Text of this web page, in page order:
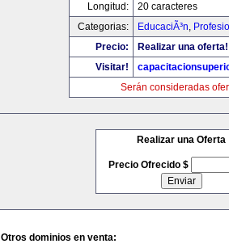
Longitud:
20 caracteres
Categorias:
EducaciÃ³n,
Precio:
Realizar una oferta!
Visitar!
Serán consideradas
Realizar una Oferta
Precio Ofrecido $
Otros dominios en venta: